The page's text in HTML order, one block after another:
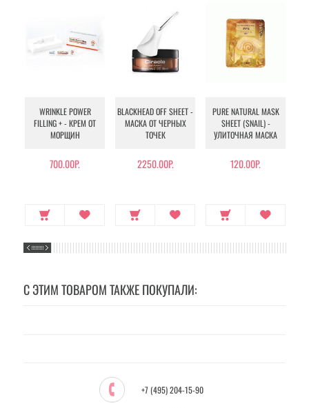
WRINKLE POWER
FILLING + - КРЕМ ОТ
МОРЩИН
700.00Р.
BLACKHEAD OFF SHEET -
МАСКА ОТ ЧЕРНЫХ
ТОЧЕК
2250.00Р.
PURE NATURAL MASK
SHEET (SNAIL) -
УЛИТОЧНАЯ МАСКА
120.00Р.
С ЭТИМ ТОВАРОМ ТАКЖЕ ПОКУПАЛИ:
+7 (495) 204-15-90